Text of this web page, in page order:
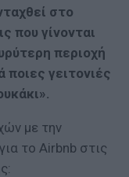
στο
που γίνονται
περιοχή
ποιες γειτονιές
με την
το Airbnb στις